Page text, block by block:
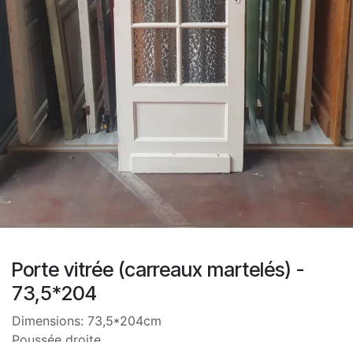
Porte vitrée (carreaux martelés) -
73,5*204
Dimensions: 73,5*204cm